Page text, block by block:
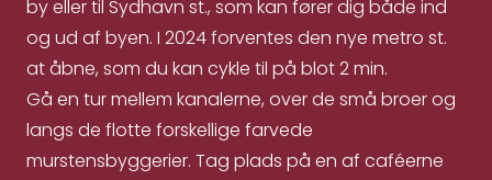
by eller til Sydhavn st., som kan fører dig både ind
og ud af byen. I 2024 forventes den nye metro st.
at åbne, som du kan cykle til på blot 2 min.
Gå en tur mellem kanalerne, over de små broer og
langs de flotte forskellige farvede
murstensbyggerier. Tag plads på en af caféerne